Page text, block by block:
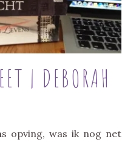
| DEBORAH
opving, was ik nog net